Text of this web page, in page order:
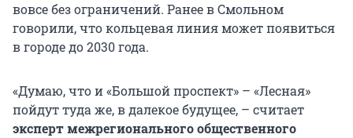
вовсе без ограничений. Ранее в Смольном
говорили, что кольцевая линия может появиться
в городе до 2030 года.
«Думаю, что и «Большой проспект» – «Лесная»
пойдут туда же, в далекое будущее, – считает
эксперт межрегионального общественного